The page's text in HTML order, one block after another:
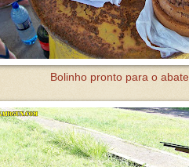
Bolinho pronto para o